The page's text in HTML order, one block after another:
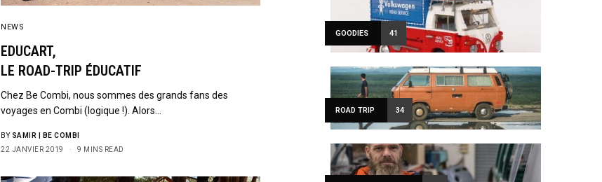
NEWS
EDUCART,
LE ROAD-TRIP ÉDUCATIF
Chez Be Combi, nous sommes des grands fans des
voyages en Combi (logique !). Alors…
BY SAMIR | BE COMBI
22 JANVIER 2019
9 MINS READ
GOODIES 41
ROAD TRIP 34